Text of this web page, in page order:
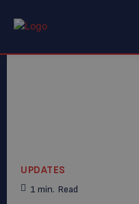
UPDATES
1 min. Read